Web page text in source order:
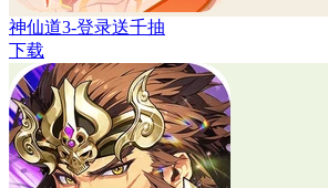
神仙道3-登录送千抽
下载